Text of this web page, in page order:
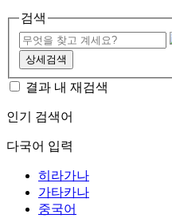
검색
상세검색
결과 내 재검색
인기 검색어
다국어 입력
히라가나
가타카나
중국어